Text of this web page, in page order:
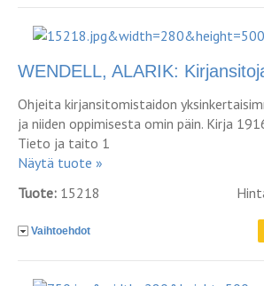
WENDELL, ALARIK:
Ohjeita kirjansitomistaidon
ja niiden oppimisesta omin päin. Kirja
Tieto ja taito 1
Näytä tuote »
Tuote: 15218
Vaihtoehdot